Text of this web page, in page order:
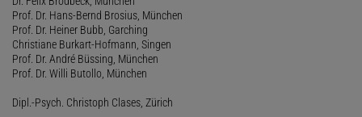
Prof. Dr. Hans-Bernd Brosius, München
Prof. Dr. Heiner Bubb, Garching
Christiane Burkart-Hofmann, Singen
Prof. Dr. André Büssing, München
Prof. Dr. Willi Butollo, München
Dipl.-Psych. Christoph Clases, Zürich